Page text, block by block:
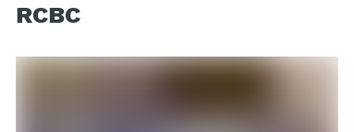
RCBC